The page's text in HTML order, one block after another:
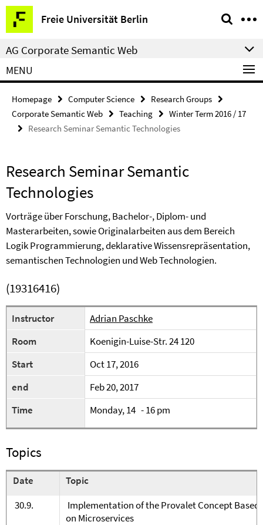
Springe
direkt
zu
Inhalt
Freie Universität Berlin
Service
Navigation
AG Corporate Semantic Web
MENU
Homepage Computer Science
Research Groups
Corporate Semantic Web
Teaching
Winter Term 2016 / 17
Research Seminar Semantic Technologies
Research Seminar Semantic
Technologies
Vorträge über Forschung, Bachelor-, Diplom- und
Masterarbeiten, sowie Originalarbeiten aus dem Bereich
Logik Programmierung, deklarative Wissensrepräsentation,
semantischen Technologien und Web Technologien.
(19316416)
Instructor
Adrian Paschke
Room
Koenigin-Luise-Str. 24 120
Start
Oct 17, 2016
end
Feb 20, 2017
Time
Monday, 14 - 16 pm
Topics
Date
Topic
30.9.
Implementation of the Provalet Concept Based
on Microservices